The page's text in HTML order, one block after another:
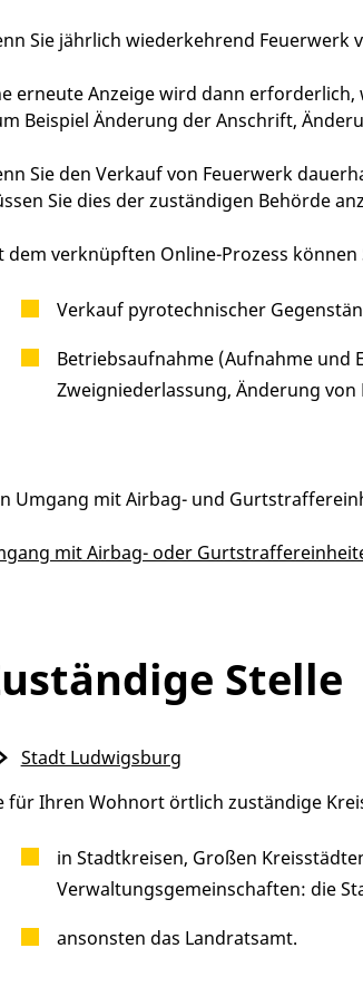
Sie jährlich wiederkehrend Feuerwerk
erneute Anzeige wird dann
Beispiel Änderung der Anschrift,
Sie den Verkauf von Feuerwerk
Sie dies der zuständigen Behörde
dem verknüpften Online-Prozess
Verkauf pyrotechnischer
Betriebsaufnahme (Aufnahme und
Zweigniederlassung, Änderung von
Umgang mit Airbag- und
mit Airbag- oder
Stelle
für Ihren Wohnort örtlich zuständige
in Stadtkreisen, Großen
Verwaltungsgemeinschaften: die
ansonsten das Landratsamt.
Stadt Ludwigsburg